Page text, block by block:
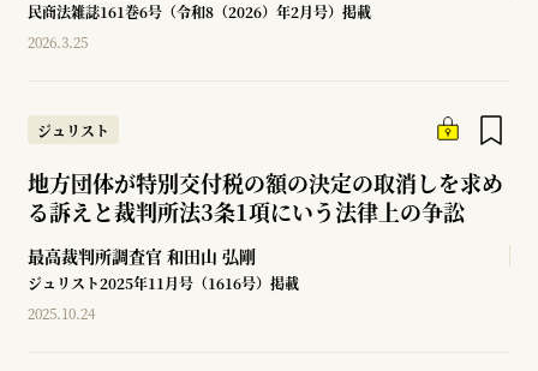
民商法雑誌161巻6号（令和8（2026）年2月号）掲載
2026.3.25
ジュリスト
地方団体が特別交付税の額の決定の取消しを求め
る訴えと裁判所法3条1項にいう法律上の争訟
最高裁判所調査官 和田山 弘剛
ジュリスト2025年11月号（1616号）掲載
2025.10.24